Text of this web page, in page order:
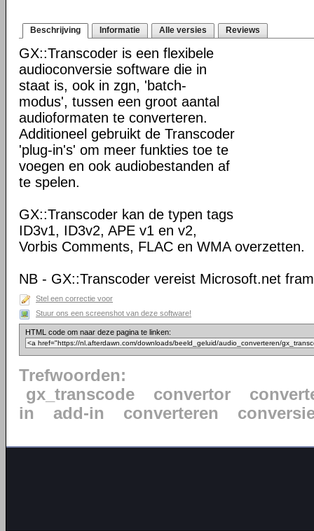
Beschrijving Informatie Alle versies Reviews
GX::Transcoder is een flexibele
audioconversie software die in
staat is, ook in zgn, 'batch-
modus', tussen een groot aantal
audioformaten te converteren.
Additioneel gebruikt de Transcoder
'plug-in's' om meer funkties toe te
voegen en ook audiobestanden af
te spelen.
GX::Transcoder kan de typen tags
ID3v1, ID3v2, APE v1 en v2,
Vorbis Comments, FLAC en WMA overzetten.
NB - GX::Transcoder vereist Microsoft.net
Stel een correctie voor
Stuur ons een screenshot van deze software!
HTML code om naar deze pagina te linken:
Trefwoorden:
gx_transcode
convertor
in
add-in converteren